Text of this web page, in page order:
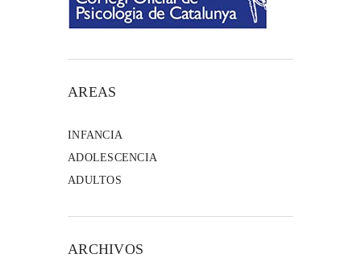
AREAS
INFANCIA
ADOLESCENCIA
ADULTOS
ARCHIVOS